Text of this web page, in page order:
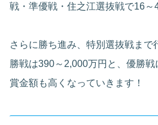
戦・準優戦・住之江選抜戦で16～
さらに勝ち進み、特別選抜戦まで
勝戦は390～2,000万円と、優勝
賞金額も高くなっていきます！